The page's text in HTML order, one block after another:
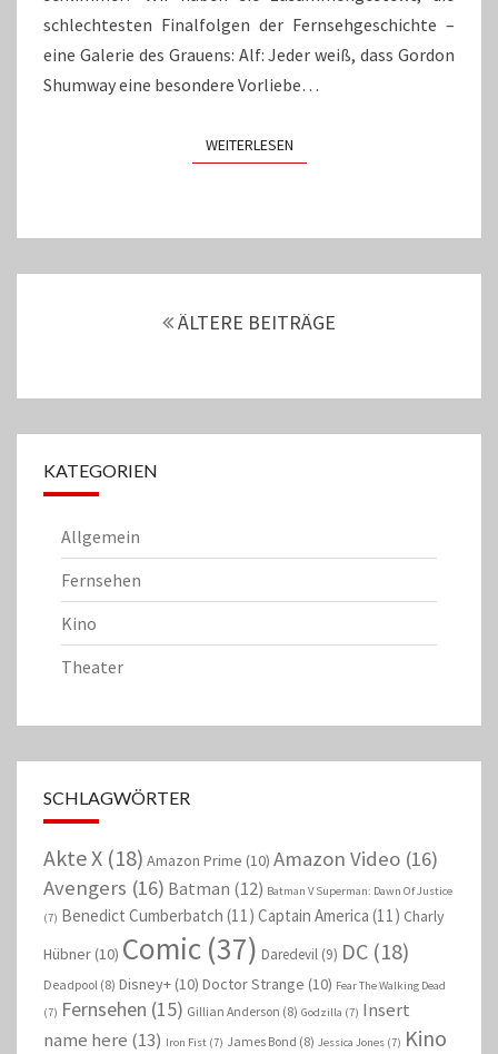
schlechtesten Finalfolgen der Fernsehgeschichte –
eine Galerie des Grauens: Alf: Jeder weiß, dass Gordon
Shumway eine besondere Vorliebe…
WEITERLESENWEITERLESEN
ÄLTERE BEITRÄGE
KATEGORIEN
Allgemein
Fernsehen
Kino
Theater
SCHLAGWÖRTER
Akte X (18) Amazon Prime (10) Amazon Video (16)
Avengers (16) Batman (12) Batman V Superman: Dawn Of Justice
(7) Benedict Cumberbatch (11) Captain America (11) Charly
Hübner (10) Comic (37) Daredevil (9) DC (18)
Deadpool (8) Disney+ (10) Doctor Strange (10) Fear The Walking Dead
(7) Fernsehen (15) Gillian Anderson (8) Godzilla (7) Insert
name here (13) Iron Fist (7) James Bond (8) Jessica Jones (7) Kino